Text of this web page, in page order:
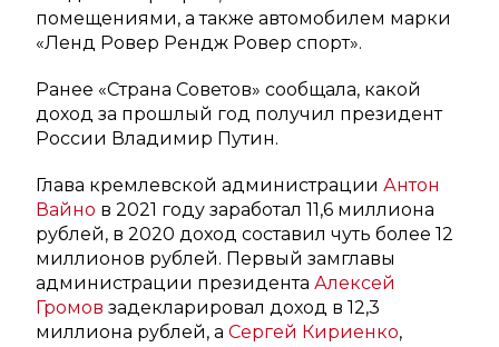
помещениями, а также автомобилем марки
«Ленд Ровер Рендж Ровер спорт».
Ранее «Страна Советов» сообщала, какой
доход за прошлый год получил президент
России Владимир Путин.
Глава кремлевской администрации Антон
Вайно в 2021 году заработал 11,6 миллиона
рублей, в 2020 доход составил чуть более 12
миллионов рублей. Первый замглавы
администрации президента Алексей
Громов задекларировал доход в 12,3
миллиона рублей, а Сергей Кириенко,